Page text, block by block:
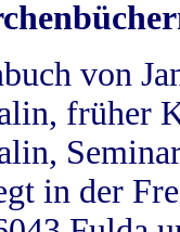
von
früher
in der